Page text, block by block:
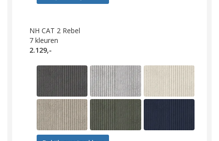
NH CAT 2 Rebel
7 kleuren
2.129,-